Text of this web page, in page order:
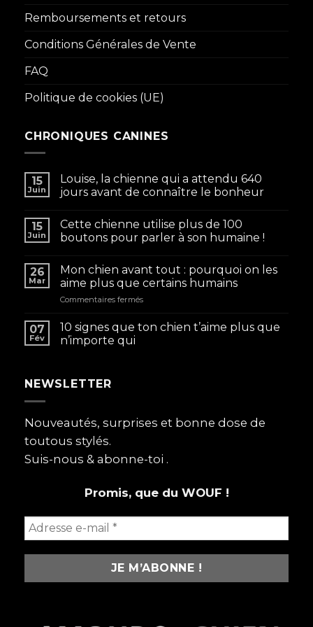
Remboursements et retours
Conditions Générales de Vente
FAQ
Politique de cookies (UE)
CHRONIQUES CANINES
15
Juin
Louise, la chienne qui a attendu 640
jours avant de connaître le bonheur
15
Juin
Cette chienne utilise plus de 100
boutons pour parler à son humaine !
26
Mar
Mon chien avant tout : pourquoi on les
aime plus que certains humains
Commentaires ferméssur
chien
que
humains
07
Fév
10 signes que ton chien t’aime plus que
n’importe qui
NEWSLETTER
Nouveautés, surprises et bonne dose de
toutous stylés.
Suis-nous & abonne-toi .
Promis, que du WOUF !